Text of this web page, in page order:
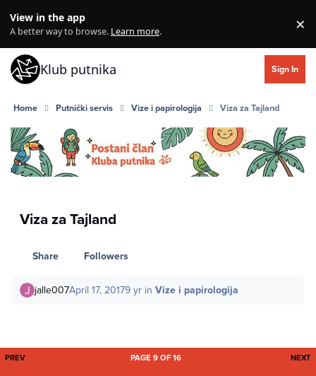
View in the app
A better way to browse. Learn more. ×
Klub putnika Sign In
Home Putnički servis Vize i papirologija Viza za Tajland
Viza za Tajland
Share Followers
jalle007April 17, 20179 yr inVize i papirologija
FIRST PAGE
PREV NEXT
PAGE 9 OF 16